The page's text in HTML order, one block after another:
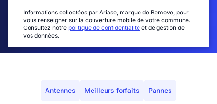
Informations collectées par Ariase, marque de Bemove, pour
vous renseigner sur la couverture mobile de votre commune.
Consultez notre politique de confidentialité et de gestion de
vos données.
Antennes Meilleurs forfaits Pannes